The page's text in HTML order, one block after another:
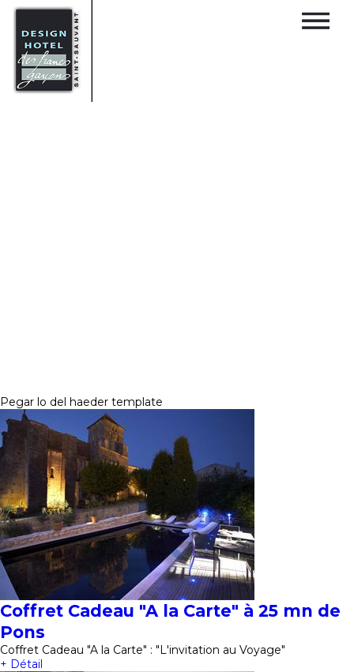
Pegar lo del haeder template
Coffret Cadeau "A la Carte" à 25 mn de
Pons
Coffret Cadeau "A la Carte" : "L'invitation au Voyage"
+ Détail